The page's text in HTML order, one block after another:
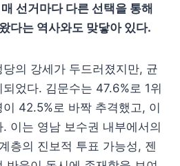
선거마다 다른 선택을 통해
다는 역사와도 맞닿아 있다.
의 강세가 두드러졌지만, 균
었다. 김문수는 47.6%로 1위
42.5%로 바짝 추격했고, 이
이는 영남 보수권 내부에서의
층의 진보적 투표 가능성, 젠